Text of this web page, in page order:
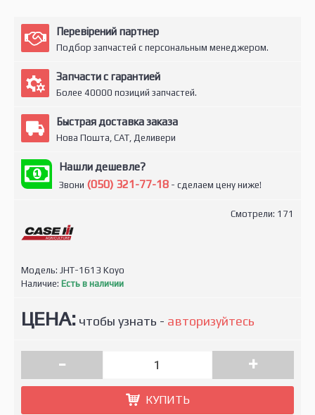
Перевірений партнер
Подбор запчастей с персональным менеджером.
Запчасти с гарантией
Более 40000 позиций запчастей.
Быстрая доставка заказа
Нова Пошта, САТ, Деливери
Нашли дешевле?
Звони (050) 321-77-18 - сделаем цену ниже!
Смотрели: 171
Модель: JHT-1613 Koyo
Наличие: Есть в наличии
ЦЕНА: чтобы узнать - авторизуйтесь
- +
КУПИТЬ